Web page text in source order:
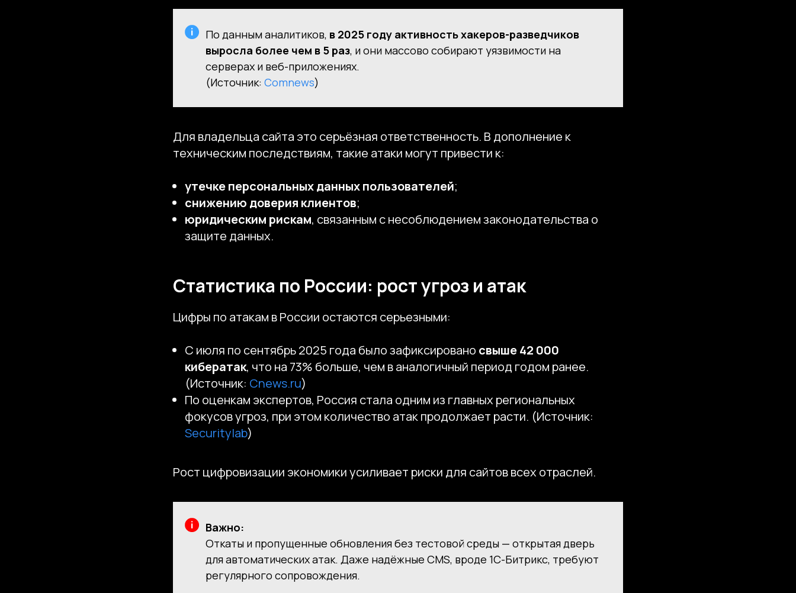
По данным аналитиков, в 2025 году активность хакеров-разведчиков
выросла более чем в 5 раз, и они массово собирают уязвимости на
серверах и веб-приложениях.
(Источник: Comnews)
Для владельца сайта это серьёзная ответственность. В дополнение к
техническим последствиям, такие атаки могут привести к:
утечке персональных данных пользователей;
снижению доверия клиентов;
юридическим рискам, связанным с несоблюдением законодательства о
защите данных.
Статистика по России: рост угроз и атак
Цифры по атакам в России остаются серьезными:
С июля по сентябрь 2025 года было зафиксировано свыше 42 000
кибератак, что на 73% больше, чем в аналогичный период годом ранее.
(Источник: Cnews.ru)
По оценкам экспертов, Россия стала одним из главных региональных
фокусов угроз, при этом количество атак продолжает расти. (Источник:
Securitylab)
Рост цифровизации экономики усиливает риски для сайтов всех отраслей.
Важно:
Откаты и пропущенные обновления без тестовой среды — открытая дверь
для автоматических атак. Даже надёжные CMS, вроде 1С-Битрикс, требуют
регулярного сопровождения.